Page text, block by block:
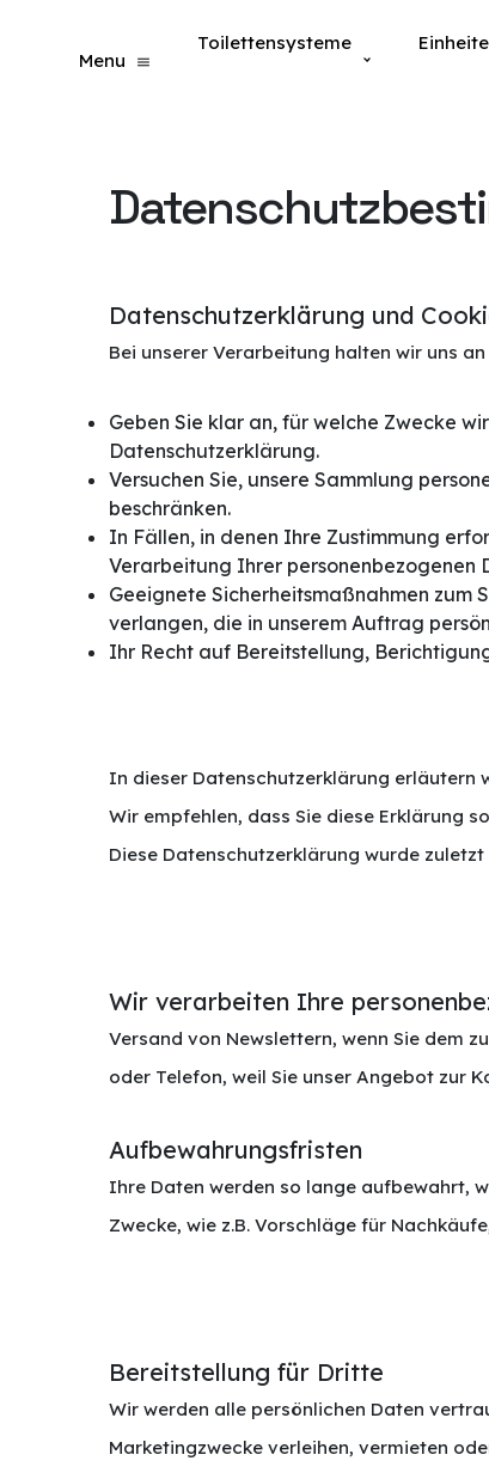
Menu
Toilettensysteme
Datenschutzerklärung und
Bei unserer Verarbeitung halten wir uns
Geben Sie klar an, für welche Zwecke
Datenschutzerklärung.
Versuchen Sie, unsere Sammlung
beschränken.
In Fällen, in denen Ihre Zustimmung
Verarbeitung Ihrer personenbezogenen
Geeignete Sicherheitsmaßnahmen zum
verlangen, die in unserem Auftrag
Ihr Recht auf Bereitstellung,
In dieser Datenschutzerklärung erläutern
Wir empfehlen, dass Sie diese Erklärung
Diese Datenschutzerklärung wurde
Wir verarbeiten Ihre
Versand von Newslettern, wenn Sie dem
oder Telefon, weil Sie unser Angebot zur
Aufbewahrungsfristen
Ihre Daten werden so lange aufbewahrt,
Zwecke, wie z.B. Vorschläge für
Bereitstellung für Dritte
Wir werden alle persönlichen Daten
Marketingzwecke verleihen, vermieten